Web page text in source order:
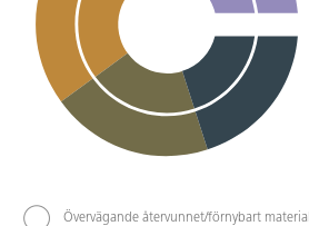
Övervägande återvunnet/förnybart material